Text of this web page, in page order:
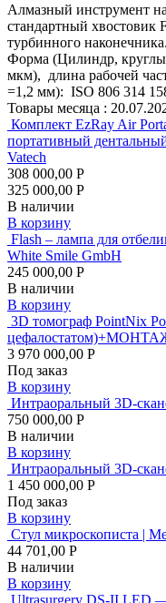
Алмазный инструмент на
стандартный
турбинного наконечника.
Форма (Цилиндр,
мкм), длина рабочей
=1,2 мм): ISO 806 314
Товары месяца :
Комплект EzRay Air
портативный
Vatech
308 000,00 Р
325 000,00 Р
В наличии
В корзину
Flash – лампа для
White Smile GmbH
245 000,00 Р
В наличии
В корзину
3D томограф PointNix
3 970 000,00 Р
Под заказ
В корзину
Интраоральный 3D-
750 000,00 Р
В наличии
В корзину
Интраоральный 3D-
1 450 000,00 Р
Под заказ
В корзину
Стул микроскописта |
44 701,00 Р
В наличии
В корзину
Ultrasurgery DS-II LED —